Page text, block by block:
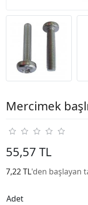
Mercimek
55,57 TL
7,22 TL'den başlayan
Adet